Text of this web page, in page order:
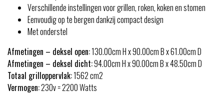
Verschillende instellingen voor grillen, roken, koken en stomen
Eenvoudig op te bergen dankzij compact design
Met onderstel
Afmetingen – deksel open:130.00cm H x 90.00cm B x 61.00cm D
Afmetingen – deksel dicht:94.00cm H x 90.00cm B x 48.50cm D
Totaal grilloppervlak:1562 cm2
Vermogen:230v = 2200 Watts